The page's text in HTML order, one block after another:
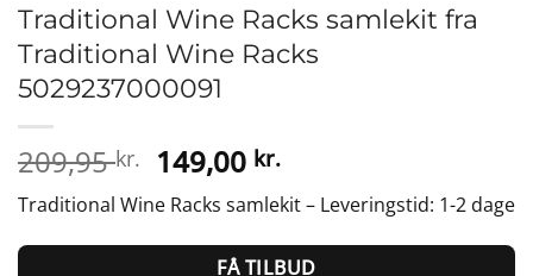
Traditional Wine Racks samlekit fra
Traditional Wine Racks
5029237000091
209,95kr. Den
oprindelige
pris
var:
149,00 kr.Den
aktuelle
pris
er:
Traditional Wine Racks samlekit – Leveringstid: 1-2 dage
FÅ TILBUD